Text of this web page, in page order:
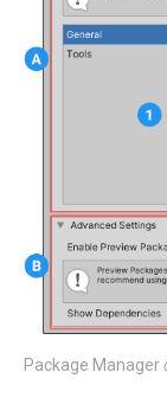
Package Manager